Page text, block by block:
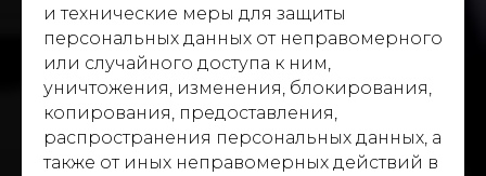
и технические меры для защиты
персональных данных от неправомерного
или случайного доступа к ним,
уничтожения, изменения, блокирования,
копирования, предоставления,
распространения персональных данных, а
также от иных неправомерных действий в